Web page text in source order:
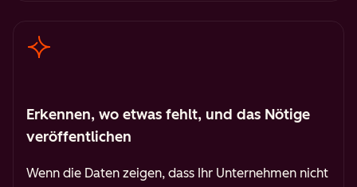
Erkennen, wo etwas fehlt, und das Nötige
veröffentlichen
Wenn die Daten zeigen, dass Ihr Unternehmen nicht